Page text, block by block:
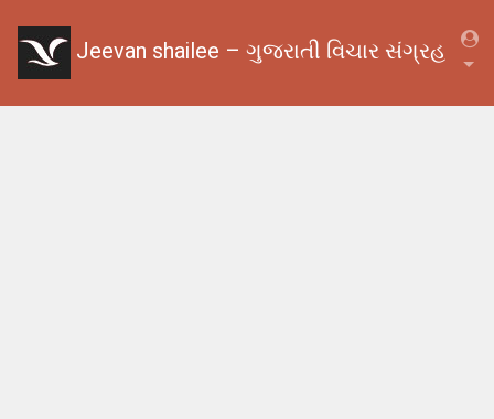
Jeevan shailee – ગુજરાતી વિચાર સંગ્રહ